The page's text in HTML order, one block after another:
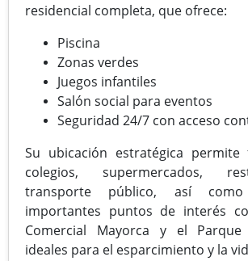
residencial completa, que ofrece:
Piscina
Zonas verdes
Juegos infantiles
Salón social para eventos
Seguridad 24/7 con acceso
Su ubicación estratégica permite
colegios, supermercados,
transporte público, así
importantes puntos de interés
Comercial Mayorca y el Parque
ideales para el esparcimiento y la